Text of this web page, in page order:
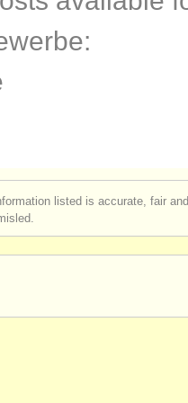
listed is accurate, fair